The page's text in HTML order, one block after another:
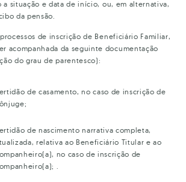
a situação e data de início, ou, em alternativa,
da pensão.
de inscrição de Beneficiário Familiar,
acompanhada da seguinte documentação
do grau de parentesco):
de casamento, no caso de inscrição de
de nascimento narrativa completa,
relativa ao Beneficiário Titular e ao
no caso de inscrição de
.